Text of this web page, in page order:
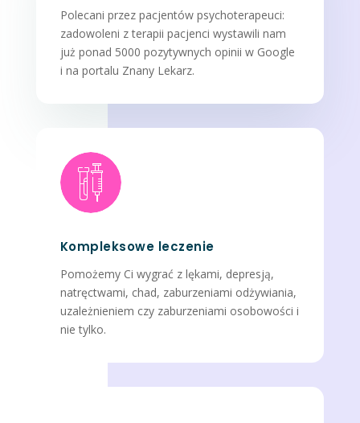
Polecani przez pacjentów psychoterapeuci:
zadowoleni z terapii pacjenci wystawili nam
już ponad 5000 pozytywnych opinii w Google
i na portalu Znany Lekarz.
Kompleksowe leczenie
Pomożemy Ci wygrać z lękami, depresją,
natręctwami, chad, zaburzeniami odżywiania,
uzależnieniem czy zaburzeniami osobowości i
nie tylko.